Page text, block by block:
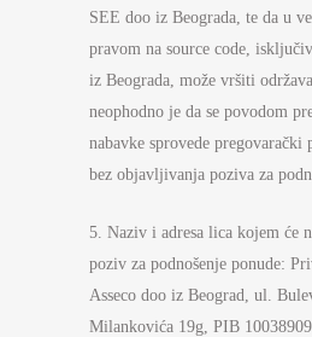
SEE doo iz Beograda, te da u
pravom na source code,
iz Beograda, može vršiti
neophodno je da se povodom
nabavke sprovede pregovarački
bez objavljivanja poziva za
5. Naziv i adresa lica kojem će
poziv za podnošenje ponude:
Asseco doo iz Beograd, ul.
Milankovića 19g, PIB